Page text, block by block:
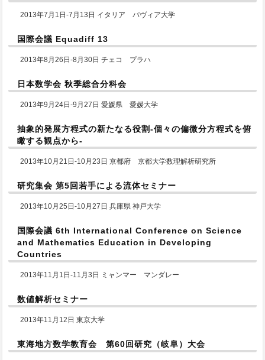
2013年7月1日-7月13日 イタリア パヴィア大学
国際会議 Equadiff 13
2013年8月26日-8月30日 チェコ プラハ
日本数学会 秋季総合分科会
2013年9月24日-9月27日 愛媛県 愛媛大学
抽象的発展方程式の新たなる役割-個々の偏微分方程式を俯
瞰する観点から-
2013年10月21日-10月23日 京都府 京都大学数理解析研究所
研究集会 第5回若手による流体セミナー
2013年10月25日-10月27日 兵庫県 神戸大学
国際会議 6th International Conference on Science
and Mathematics Education in Developing
Countries
2013年11月1日-11月3日 ミャンマー マンダレー
数値解析セミナー
2013年11月12日 東京大学
東海地方数学教育会 第60回研究（岐阜）大会